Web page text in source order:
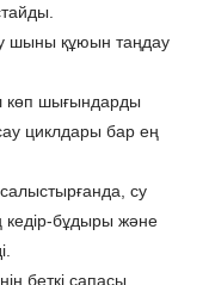
шыны құюын таңдау
көп шығындарды
циклдары бар ең
су
кедір-бұдыры және
беткі сапасы